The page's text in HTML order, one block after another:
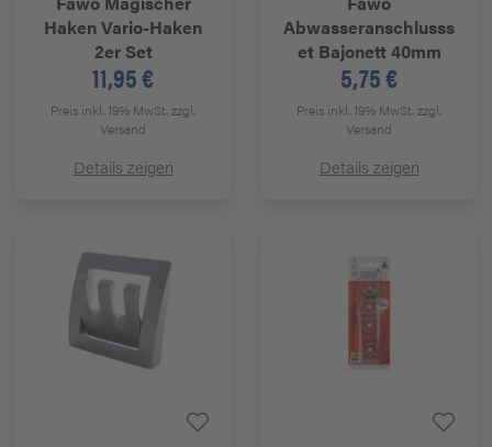
Haken Vario-Haken
2er Set
11,95 €
Preis inkl. 19% MwSt.zzgl.
Versand
Details zeigen
Abwasseranschlusss
et Bajonett 40mm
5,75 €
Preis inkl. 19% MwSt.zzgl.
Versand
Details zeigen